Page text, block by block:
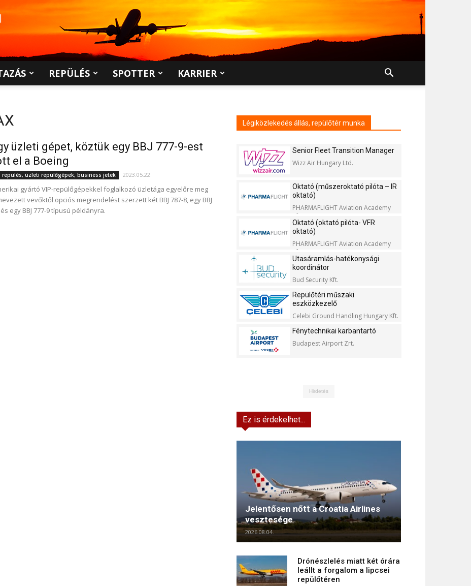
REPÜLÉS SPOTTER KARRIER
üzleti gépet, köztük egy BBJ 777-9-est
el a Boeing
repülés, üzleti repülőgépek, business jetek 2023.05.22.
gyártó VIP-repülőgépekkel foglalkozó üzletága egyelőre meg
vevőktől opciós megrendelést szerzett két BBJ 787-8, egy BBJ
és egy BBJ 777-9 típusú példányra.
Légiközlekedés állás, repülőtér munka
Senior Fleet Transition Manager
Wizz Air Hungary Ltd.
Oktató (műszeroktató pilóta – IR
oktató)
PHARMAFLIGHT Aviation Academy
Kft.
Oktató (oktató pilóta- VFR
oktató)
PHARMAFLIGHT Aviation Academy
Kft.
Utasáramlás-hatékonysági
koordinátor
Bud Security Kft.
Repülőtéri műszaki
eszközkezelő
Celebi Ground Handling Hungary Kft.
Fénytechnikai karbantartó
Budapest Airport Zrt.
Hirdetés
Ez is érdekelhet...
Jelentősen nőtt a Croatia Airlines
vesztesége
2026.08.04.
Drónészlelés miatt két órára
leállt a forgalom a lipcsei
repülőtéren